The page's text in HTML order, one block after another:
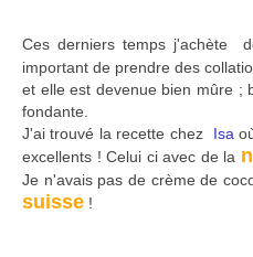
Ces derniers temps j'achète
important de prendre des
et elle est devenue bien mûre ;
fondante.
J'ai trouvé la recette chez
Isa
excellents ! Celui ci avec de la
Je n'avais pas de crème de
suisse !